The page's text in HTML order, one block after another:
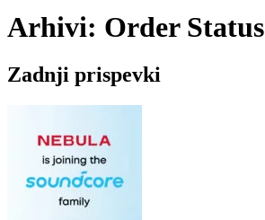
Arhivi: Order Status
Zadnji prispevki